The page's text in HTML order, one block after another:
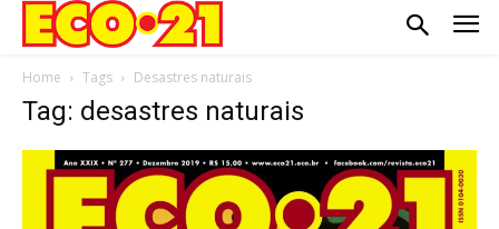
Home Tags Desastres naturais
Tag: desastres naturais